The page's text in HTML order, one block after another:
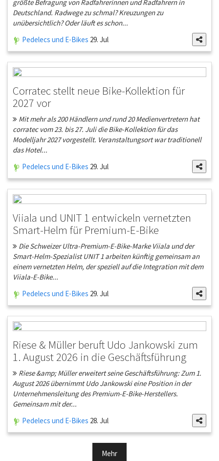
größte Befragung von Radfahrerinnen und Radfahrern in
Deutschland. Radwege zu schmal? Kreuzungen zu
unübersichtlich? Oder läuft es schon...
Pedelecs und E-Bikes 29. Jul
Corratec stellt neue Bike-Kollektion für
2027 vor
Mit mehr als 200 Händlern und rund 20 Medienvertretern hat
corratec vom 23. bis 27. Juli die Bike-Kollektion für das
Modelljahr 2027 vorgestellt. Veranstaltungsort war traditionell
das Hotel...
Pedelecs und E-Bikes 29. Jul
Viiala und UNIT 1 entwickeln vernetzten
Smart-Helm für Premium-E-Bike
Die Schweizer Ultra-Premium-E-Bike-Marke Viiala und der
Smart-Helm-Spezialist UNIT 1 arbeiten künftig gemeinsam an
einem vernetzten Helm, der speziell auf die Integration mit dem
Viiala-E-Bike...
Pedelecs und E-Bikes 29. Jul
Riese & Müller beruft Udo Jankowski zum
1. August 2026 in die Geschäftsführung
Riese &amp; Müller erweitert seine Geschäftsführung: Zum 1.
August 2026 übernimmt Udo Jankowski eine Position in der
Unternehmensleitung des Premium-E-Bike-Herstellers.
Gemeinsam mit der...
Pedelecs und E-Bikes 28. Jul
Mehr